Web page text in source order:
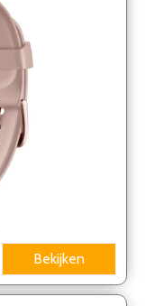
Bekijken